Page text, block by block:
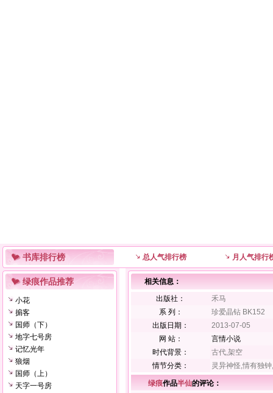
书库排行榜 总人气排行榜 月人气排行
绿痕作品推荐
小花
掮客
国师（下）
地字七号房
记忆光年
狼烟
国师（上）
天字一号房
相关信息：
出版社：
禾马
系 列：
珍爱晶钻 BK152
出版日期：
2013-07-05
网 站：
言情小说
时代背景：
古代,架空
情节分类：
灵异神怪,情有独
绿痕作品半仙的评论：